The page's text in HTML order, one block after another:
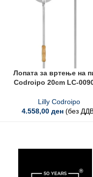
Лопата за вртење на
Codroipo 20cm LC-
Lilly Codroipo
4.558,00 ден (без